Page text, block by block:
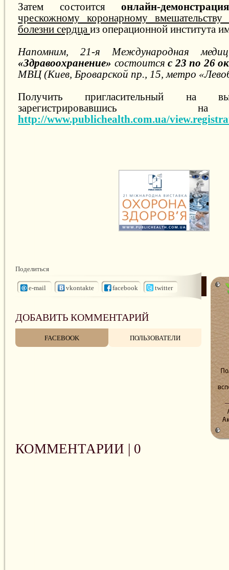
Затем состоится онлайн-демонстрация
чрескожному коронарному
болезни сердца из операционной института
Напомним, 21-я Международная
«Здравоохранение» состоитсяс 23 по 26
МВЦ (Киев, Броварской пр., 15, метро
Получить пригласительный на
зарегистрировавшись
http://www.publichealth.com.ua/
Поделиться
e-mail vkontakte facebook twitter
ДОБАВИТЬ КОММЕНТАРИЙ
FACEBOOK ПОЛЬЗОВАТЕЛИ
КОММЕНТАРИИ | 0